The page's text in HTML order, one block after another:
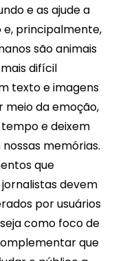
e as ajude a
principalmente,
são animais
difícil
texto e imagens
meio da emoção,
e deixem
memórias.
que
devem
por usuários
como foco de
que